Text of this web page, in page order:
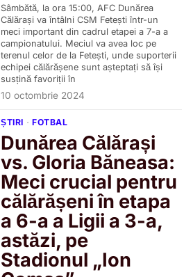
Sâmbătă, la ora 15:00, AFC Dunărea
Călărași va întâlni CSM Fetești într-un
meci important din cadrul etapei a 7-a a
campionatului. Meciul va avea loc pe
terenul celor de la Fetești, unde suporterii
echipei călărășene sunt așteptați să își
susțină favoriții în
10 octombrie 2024
ȘTIRI · FOTBAL
Dunărea Călărași
vs. Gloria Băneasa:
Meci crucial pentru
călărășeni în etapa
a 6-a a Ligii a 3-a,
astăzi, pe
Stadionul „Ion